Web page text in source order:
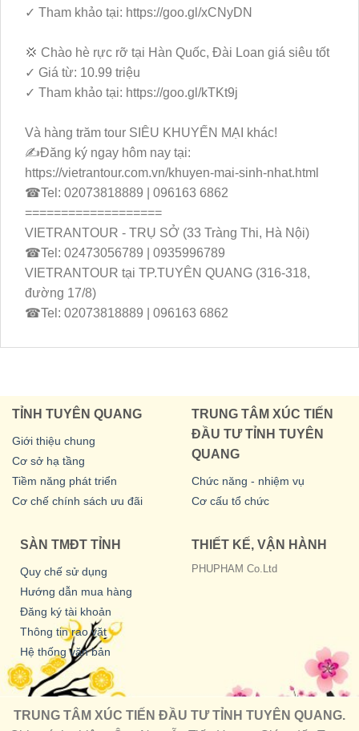
✓ Tham khảo tại: https://goo.gl/xCNyDN
💢 Chào hè rực rỡ tại Hàn Quốc, Đài Loan giá siêu tốt
✓ Giá từ: 10.99 triệu
✓ Tham khảo tại: https://goo.gl/kTKt9j
Và hàng trăm tour SIÊU KHUYẾN MẠI khác!
✍️Đăng ký ngay hôm nay tại:
https://vietrantour.com.vn/khuyen-mai-sinh-nhat.html
☎Tel: 02073818889 | 096163 6862
===================
VIETRANTOUR - TRỤ SỞ (33 Tràng Thi, Hà Nội)
☎Tel: 02473056789 | 0935996789
VIETRANTOUR tại TP.TUYÊN QUANG (316-318,
đường 17/8)
☎Tel: 02073818889 | 096163 6862
TỈNH TUYÊN QUANG
Giới thiệu chung
Cơ sở hạ tầng
Tiềm năng phát triển
Cơ chế chính sách ưu đãi
TRUNG TÂM XÚC TIẾN
ĐẦU TƯ TỈNH TUYÊN
QUANG
Chức năng - nhiệm vụ
Cơ cấu tổ chức
SÀN TMĐT TỈNH
Quy chế sử dụng
Hướng dẫn mua hàng
Đăng ký tài khoản
Thông tin rao vặt
Hệ thống văn bản
THIẾT KẾ, VẬN HÀNH
PHUPHAM Co.Ltd
TRUNG TÂM XÚC TIẾN ĐẦU TƯ TỈNH TUYÊN QUANG.